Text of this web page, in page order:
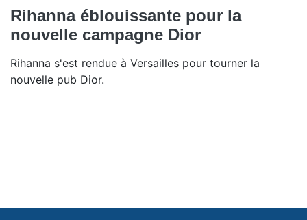
Rihanna éblouissante pour la
nouvelle campagne Dior
Rihanna s'est rendue à Versailles pour tourner la
nouvelle pub Dior.